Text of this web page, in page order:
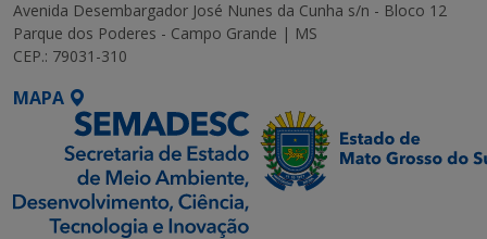
Avenida Desembargador José Nunes da Cunha s/n - Bloco 12
Parque dos Poderes - Campo Grande | MS
CEP.: 79031-310
MAPA